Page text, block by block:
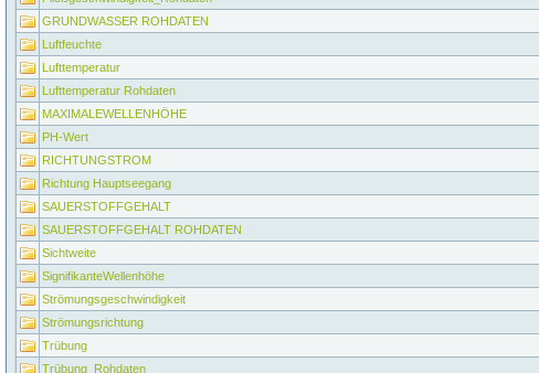
GRUNDWASSER ROHDATEN
Luftfeuchte
Lufttemperatur
Lufttemperatur Rohdaten
MAXIMALEWELLENHÖHE
PH-Wert
RICHTUNGSTROM
Richtung Hauptseegang
SAUERSTOFFGEHALT
SAUERSTOFFGEHALT ROHDATEN
Sichtweite
SignifikanteWellenhöhe
Strömungsgeschwindigkeit
Strömungsrichtung
Trübung
Trübung_Rohdaten